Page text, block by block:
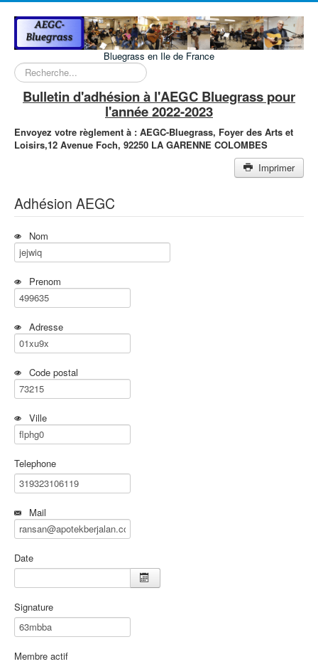
Bluegrass en Ile de France
Rechercher
Bulletin d'adhésion à l'AEGC Bluegrass pour
l'année 2022-2023
Envoyez votre règlement à : AEGC-Bluegrass, Foyer des Arts et
Loisirs,12 Avenue Foch, 92250 LA GARENNE COLOMBES
Imprimer
Adhésion AEGC
Nom
Prenom
Adresse
Code postal
Ville
Telephone
Mail
Date
Signature
Membre actif